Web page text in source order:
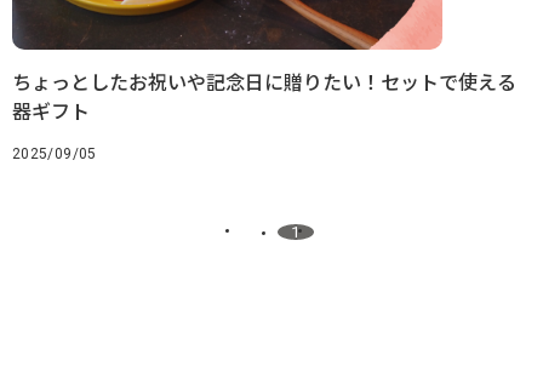
ちょっとしたお祝いや記念日に贈りたい！セットで使える
器ギフト
2025/09/05
1